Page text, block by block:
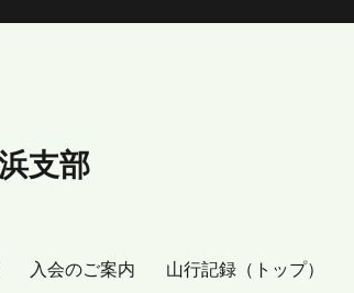
支部
入会のご案内 山行記録（トップ）